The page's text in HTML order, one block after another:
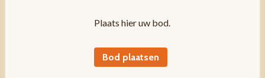
Plaats hier uw bod.
Bod plaatsen